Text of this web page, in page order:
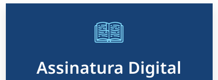
Assinatura Digital